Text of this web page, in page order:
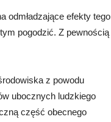
odmładzające efekty tego
pogodzić. Z pewnością
z powodu
ubocznych ludzkiego
część obecnego